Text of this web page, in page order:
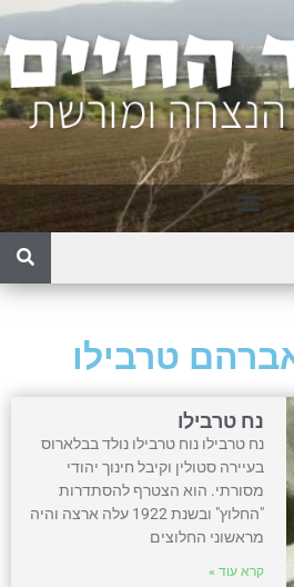
טרבילו
נח טרבילו
נח טרבילו נוח טרבילו נולד בבלארוס
בעיירה סטולין וקיבל חינוך יהודי
מסורתי. הוא הצטרף להסתדרות
"החלוץ" ובשנת 1922 עלה ארצה והיה
מראשוני החלוצים
קרא עוד »